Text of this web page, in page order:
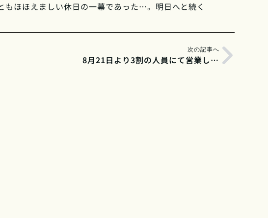
もほほえましい休日の一幕であった…。明日へと続く
次の記事へ
8月21日より3割の人員にて営業します